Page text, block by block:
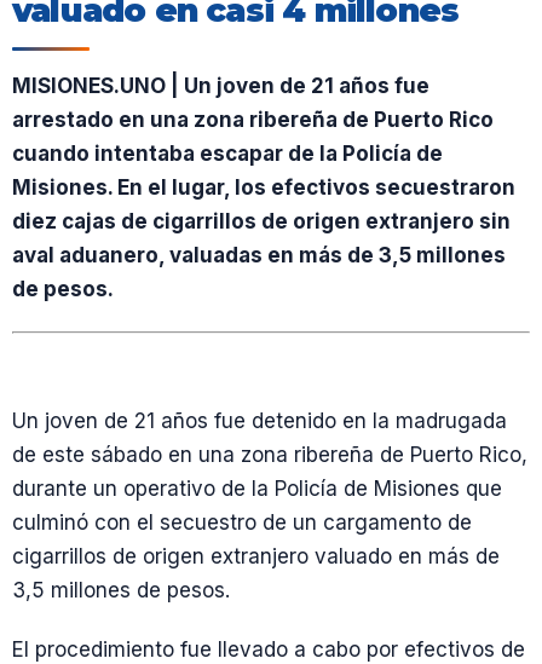
valuado en casi 4 millones
MISIONES.UNO | Un joven de 21 años fue
arrestado en una zona ribereña de Puerto Rico
cuando intentaba escapar de la Policía de
Misiones. En el lugar, los efectivos secuestraron
diez cajas de cigarrillos de origen extranjero sin
aval aduanero, valuadas en más de 3,5 millones
de pesos.
Un joven de 21 años fue detenido en la madrugada
de este sábado en una zona ribereña de Puerto Rico,
durante un operativo de la Policía de Misiones que
culminó con el secuestro de un cargamento de
cigarrillos de origen extranjero valuado en más de
3,5 millones de pesos.
El procedimiento fue llevado a cabo por efectivos de